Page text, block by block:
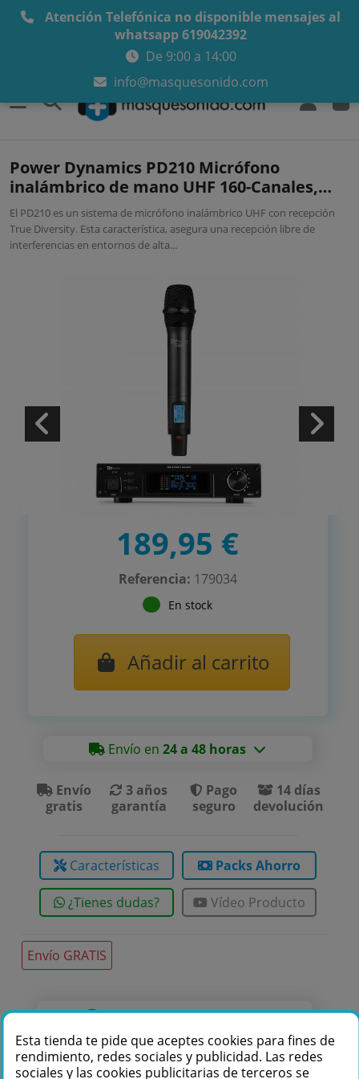
Atención Telefónica no disponible mensajes al
whatsapp 619042392
De 9:00 a 14:00
info@masquesonido.com
Power Dynamics PD210 Micrófono
inalámbrico de mano UHF 160-Canales,
sistema True Diversity
El PD210 es un sistema de micrófono inalámbrico UHF con recepción
True Diversity. Esta característica, asegura una recepción libre de
interferencias en entornos de alta...
Envío GRATIS
Te podemos ayudar
+34 976 36 61 60
189,95 €
Referencia: 179034
En stock
Añadir al carrito
Envío en24 a 48 horas
Envío
gratis
3 años
garantía
Pago
seguro
14 días
devolución
Características Packs Ahorro
¿Tienes dudas? Vídeo Producto
Esta tienda te pide que aceptes cookies para fines de
rendimiento, redes sociales y publicidad. Las redes
sociales y las cookies publicitarias de terceros se